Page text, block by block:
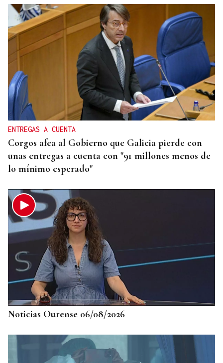
2019, SU PRIMERA GRANDE
Pogacar vuelve a La Vuelta siete años después y
busca conquistar el maillot rojo
ENTREGAS A CUENTA
Corgos afea al Gobierno que Galicia pierde con
unas entregas a cuenta con "91 millones menos de
lo mínimo esperado"
Noticias Ourense 06/08/2026